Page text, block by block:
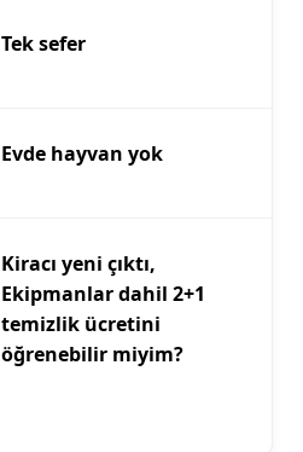
Tek sefer
Evde hayvan yok
Kiracı yeni çıktı,
Ekipmanlar dahil 2+1
temizlik ücretini
öğrenebilir miyim?